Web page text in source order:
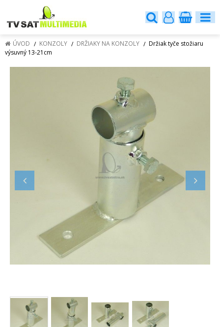
ÚVOD KONZOLY DRŽIAKY NA KONZOLY
Držiak tyče stožiaru
výsuvný 13-21cm